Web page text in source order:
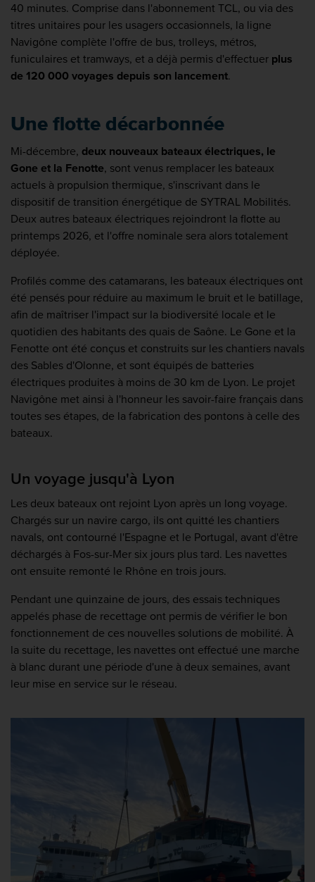
40 minutes. Comprise dans l'abonnement TCL, ou via des
titres unitaires pour les usagers occasionnels, la ligne
Navigône complète l'offre de bus, trolleys, métros,
funiculaires et tramways, et a déjà permis d'effectuer plus
de 120 000 voyages depuis son lancement.
Une flotte décarbonnée
Mi-décembre, deux nouveaux bateaux électriques, le
Gone et la Fenotte, sont venus remplacer les bateaux
actuels à propulsion thermique, s'inscrivant dans le
dispositif de transition énergétique de SYTRAL Mobilités.
Deux autres bateaux électriques rejoindront la flotte au
printemps 2026, et l'offre nominale sera alors totalement
déployée.
Profilés comme des catamarans, les bateaux électriques ont
été pensés pour réduire au maximum le bruit et le batillage,
afin de maîtriser l'impact sur la biodiversité locale et le
quotidien des habitants des quais de Saône. Le Gone et la
Fenotte ont été conçus et construits sur les chantiers navals
des Sables d'Olonne, et sont équipés de batteries
électriques produites à moins de 30 km de Lyon. Le projet
Navigône met ainsi à l'honneur les savoir-faire français dans
toutes ses étapes, de la fabrication des pontons à celle des
bateaux.
Un voyage jusqu'à Lyon
Les deux bateaux ont rejoint Lyon après un long voyage.
Chargés sur un navire cargo, ils ont quitté les chantiers
navals, ont contourné l'Espagne et le Portugal, avant d'être
déchargés à Fos-sur-Mer six jours plus tard. Les navettes
ont ensuite remonté le Rhône en trois jours.
Pendant une quinzaine de jours, des essais techniques
appelés phase de recettage ont permis de vérifier le bon
fonctionnement de ces nouvelles solutions de mobilité. À
la suite du recettage, les navettes ont effectué une marche
à blanc durant une période d'une à deux semaines, avant
leur mise en service sur le réseau.